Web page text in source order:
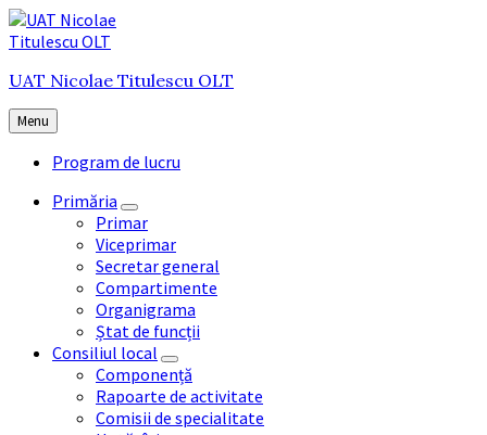
Skip
to
Skip
to
navigation
Skip
to
UAT Nicolae Titulescu OLT
Menu
Program de lucru
Primăria
Primar
Viceprimar
Secretar general
Compartimente
Organigrama
Ștat de funcții
Consiliul local
Componență
Rapoarte de activitate
Comisii de specialitate